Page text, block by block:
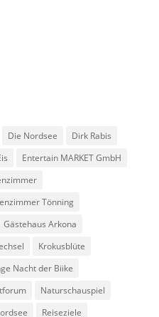
Die Nordsee
Dirk Rabis
Entertain MARKET GmbH
Tönning
Gästehaus Arkona
Krokusblüte
Nacht der Biike
Naturschauspiel
Reiseziele